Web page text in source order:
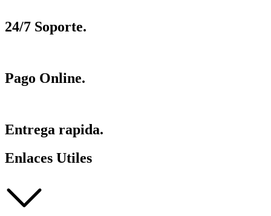
24/7 Soporte.
Pago Online.
Entrega rapida.
Enlaces Utiles